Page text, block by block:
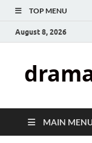
TOP MENU
August 8, 2026
MAIN